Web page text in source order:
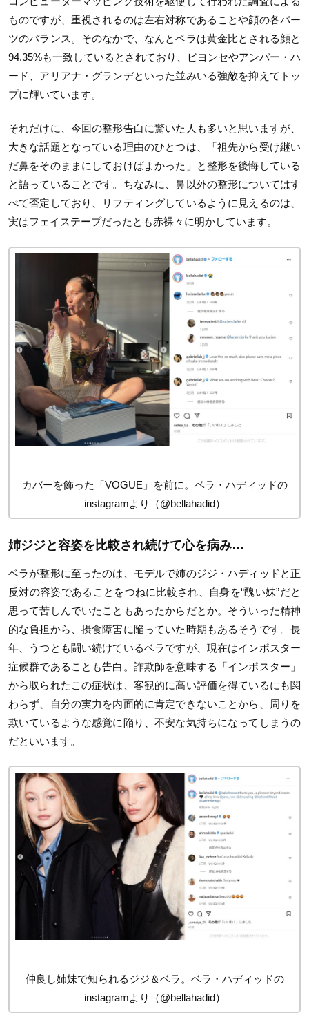
ものですが、重視されるのは左右対称であることや顔の各パー
ツのバランス。そのなかで、なんとベラは黄金比とされる顔と
94.35%も一致しているとされており、ビヨンセやアンバー・ハ
ード、アリアナ・グランデといった並みいる強敵を抑えてトッ
プに輝いています。
それだけに、今回の整形告白に驚いた人も多いと思いますが、
大きな話題となっている理由のひとつは、「祖先から受け継い
だ鼻をそのままにしておけばよかった」と整形を後悔している
と語っていることです。ちなみに、鼻以外の整形についてはす
べて否定しており、リフティングしているように見えるのは、
実はフェイステープだったとも赤裸々に明かしています。
カバーを飾った「VOGUE」を前に。ベラ・ハディッドの
instagramより（@bellahadid）
姉ジジと容姿を比較され続けて心を病み…
ベラが整形に至ったのは、モデルで姉のジジ・ハディッドと正
反対の容姿であることをつねに比較され、自身を“醜い妹”だと
思って苦しんでいたこともあったからだとか。そういった精神
的な負担から、摂食障害に陥っていた時期もあるそうです。長
年、うつとも闘い続けているベラですが、現在はインポスター
症候群であることも告白。詐欺師を意味する「インポスター」
から取られたこの症状は、客観的に高い評価を得ているにも関
わらず、自分の実力を内面的に肯定できないことから、周りを
欺いているような感覚に陥り、不安な気持ちになってしまうの
だといいます。
仲良し姉妹で知られるジジ＆ベラ。ベラ・ハディッドの
instagramより（@bellahadid）